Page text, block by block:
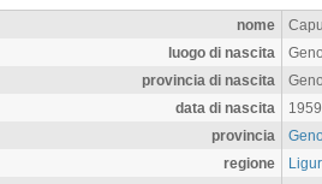
nome
luogo di nascita
provincia di nascita
data di nascita
provincia
regione